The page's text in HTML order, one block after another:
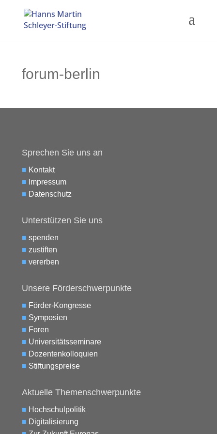
forum-berlin
Sprechen Sie uns an
■ Kontakt
■ Impressum
■ Datenschutz
Unterstützen Sie uns
■ spenden
■ zustiften
■ vererben
Unsere Förderschwerpunkte
■ Förder-Kongresse
■ Symposien
■ Foren
■ Universitätsseminare
■ Dozentenkolloquien
■ Stiftungspreise
Aktuelle Themenschwerpunkte
■ Hochschulpolitik
■ Digitalisierung